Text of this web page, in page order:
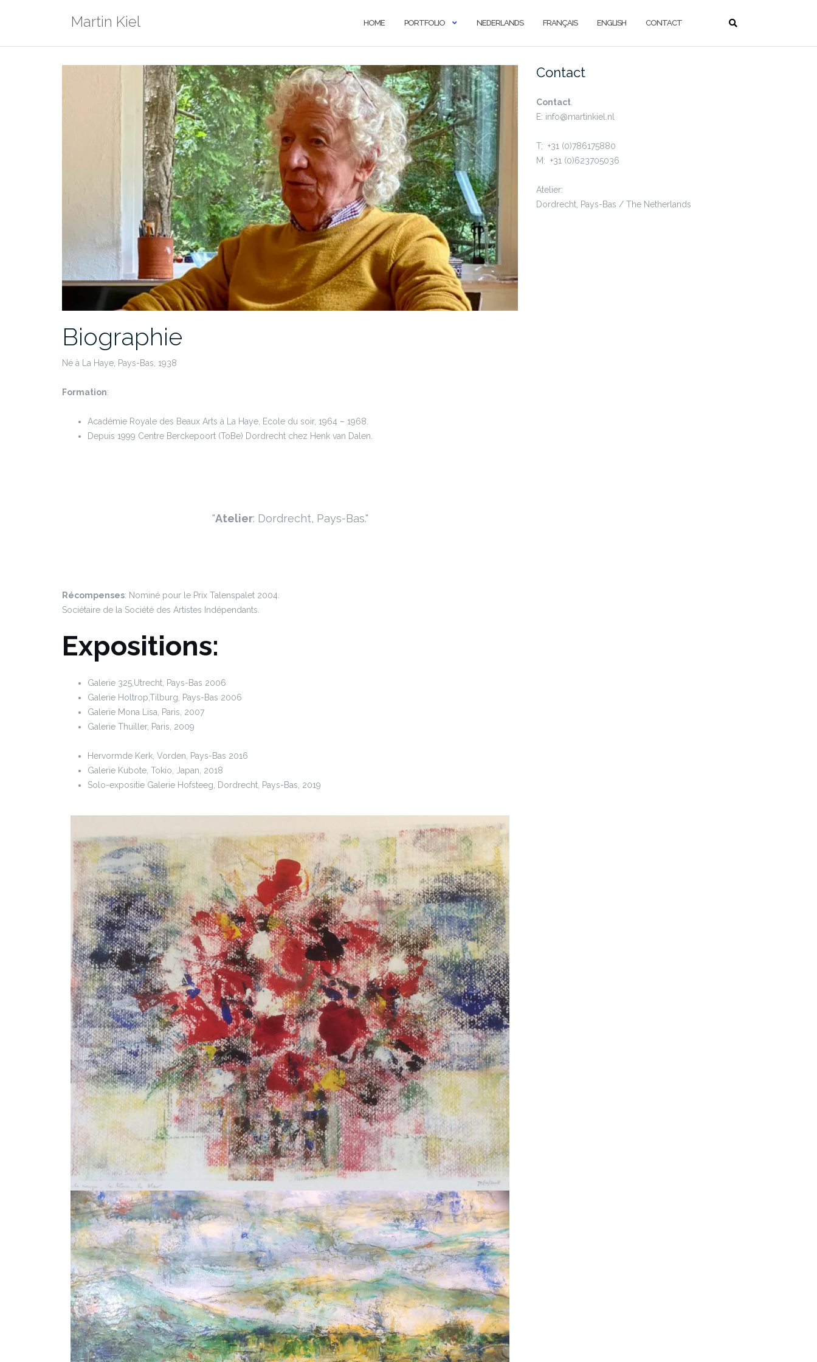
Martin Kiel HOME PORTFOLIO NEDERLANDS FRANÇAIS ENGLISH CONTACT
Biographie
Né à La Haye, Pays-Bas, 1938
Formation:
Académie Royale des Beaux Arts à La Haye, Ecole du soir, 1964 – 1968.
Depuis 1999 Centre Berckepoort (ToBe) Dordrecht chez Henk van Dalen.
Atelier: Dordrecht, Pays-Bas.
Récompenses: Nominé pour le Prix Talenspalet 2004.
Sociétaire de la Société des Artistes Indépendants.
Expositions:
Galerie 325,Utrecht, Pays-Bas 2006
Galerie Holtrop,Tilburg, Pays-Bas 2006
Galerie Mona Lisa, Paris, 2007
Galerie Thuiller, Paris, 2009
Hervormde Kerk, Vorden, Pays-Bas 2016
Galerie Kubote, Tokio, Japan, 2018
Solo-expositie Galerie Hofsteeg, Dordrecht, Pays-Bas, 2019
Contact
Contact
E: info@martinkiel.nl
T; +31 (0)786175880
M: +31 (0)623705036
Atelier:
Dordrecht, Pays-Bas / The Netherlands